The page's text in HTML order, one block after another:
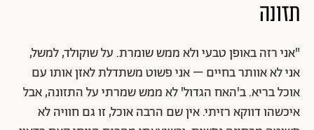
תזונה
"אני רזה באופן טבעי ולא ממש שומרת. על שוקולד, למשל,
אני לא אוותר בחיים – אני פשוט משתדלת לאזן אותו עם
אוכל בריא. ב'האח הגדול' לא ממש שמרתי על התזונה, אבל
איכשהו דווקא רזיתי. אין שם הרבה אוכל, זו גם חוויה לא